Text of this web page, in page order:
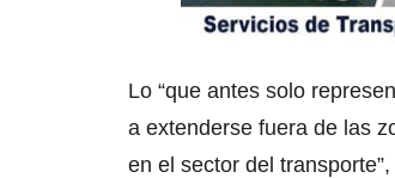
Lo “que antes solo
a extenderse fuera de las
en el sector del